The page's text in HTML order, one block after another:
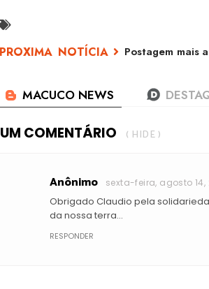
Postagem mais
UM COMENTÁRIO ( HIDE )
Anônimo sexta-feira, agosto 14,
Obrigado Claudio pela
da nossa terra...
RESPONDER